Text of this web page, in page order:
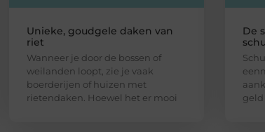
Unieke, goudgele daken van
riet
Wanneer je door de bossen of
weilanden loopt, zie je vaak
boerderijen of huizen met
rietendaken. Hoewel het er mooi
De
geld